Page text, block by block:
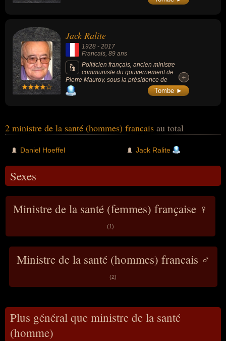
Balladur, maire de Handschuheim pendant
alsacienne.
Jack Ralite
1928 - 2017
Francais , 89 ans
Politicien français, ancien ministre
communiste du gouvernement de
Pierre Mauroy, sous la présidence de
François Mitterrand, en charge de la santé
(1981-1983) puis ministre délégué à l’emploi
temps.
+
+
Tombe ►
2 ministre de la santé (hommes) francais au total
Daniel Hoeffel Jack Ralite
Sexes
Ministre de la santé (femmes) française ♀
(1)
Ministre de la santé (hommes) francais ♂
(2)
Plus général que ministre de la santé
(homme)